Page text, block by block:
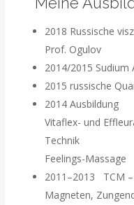
2018 Russische
Prof. Ogulov
2014/2015 Sudium
2015 russische
2014 Ausbildung
Vitaflex- und
Technik
Feelings-Massage
2011–2013 TCM
Magneten,